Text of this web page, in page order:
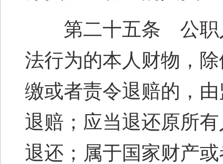
第二十五条 公职人
法行为的本人财物，
缴或者责令退赔的，
退赔；应当退还原所
退还；属于国家财产